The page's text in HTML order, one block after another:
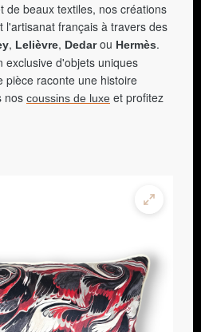
de beaux textiles, nos créations
l'artisanat français à travers des
, Lelièvre, Dedarou Hermès.
exclusive d'objets uniques
pièce raconte une histoire
nos coussins de luxe et profitez